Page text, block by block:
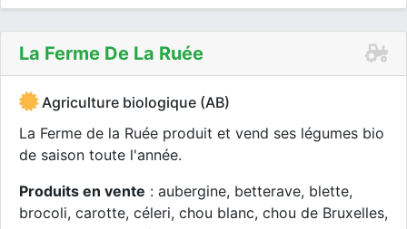
La Ferme De La Ruée
Agriculture biologique (AB)
La Ferme de la Ruée produit et vend ses légumes bio
de saison toute l'année.
Produits en vente : aubergine, betterave, blette,
brocoli, carotte, céleri, chou blanc, chou de Bruxelles,